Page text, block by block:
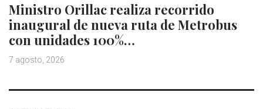
Ministro Orillac realiza recorrido
inaugural de nueva ruta de Metrobus
con unidades 100%…
7 agosto, 2026